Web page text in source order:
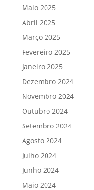
Maio 2025
Abril 2025
Março 2025
Fevereiro 2025
Janeiro 2025
Dezembro 2024
Novembro 2024
Outubro 2024
Setembro 2024
Agosto 2024
Julho 2024
Junho 2024
Maio 2024